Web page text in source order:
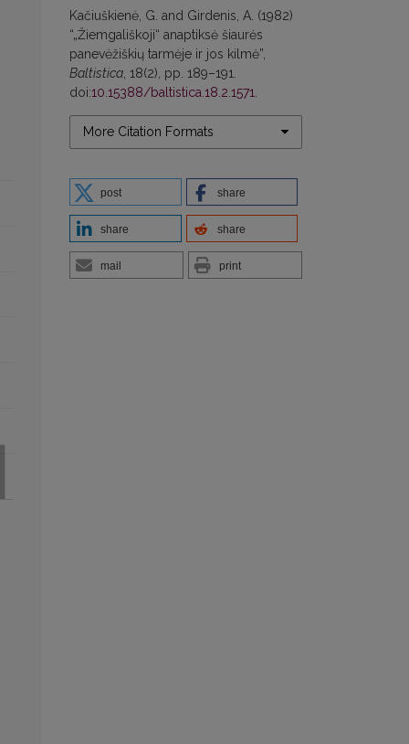
Kačiuškienė, G. and Girdenis, A. (1982)
“„Žiemgališkoji“ anaptiksė šiaurės
panevėžiškių tarmėje ir jos kilmė”,
Baltistica , 18(2), pp. 189–191.
doi:10.15388/baltistica.18.2.1571
More Citation Formats
post share
share share
mail print